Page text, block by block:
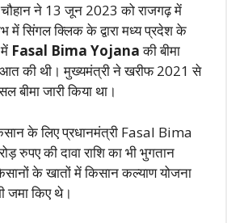
चौहान ने 13 जून 2023 को राजगढ़ में
में सिंगल क्लिक के द्वारा मध्य प्रदेश के
Fasal Bima Yojanaकी बीमा
की थी। मुख्यमंत्री ने खरीफ 2021 से
जारी किया था।
के लिए प्रधानमंत्री Fasal Bima
रुपए की दावा राशि का भी भुगतान
के खातों में किसान कल्याण योजना
जमा किए थे।